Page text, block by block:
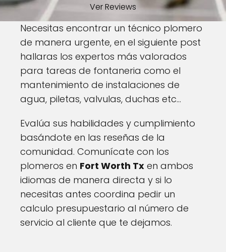
Ver Reviews
Necesitas encontrar un técnico plomero
de manera urgente, en el siguiente post
hallaras los expertos más valorados
para tareas de fontaneria como el
mantenimiento de instalaciones de
agua, piletas, valvulas, duchas etc...
Evalúa sus habilidades y cumplimiento
basándote en las reseñas de la
comunidad. Comunícate con los
plomeros en Fort Worth Tx en ambos
idiomas de manera directa y si lo
necesitas antes coordina pedir un
calculo presupuestario al número de
servicio al cliente que te dejamos.